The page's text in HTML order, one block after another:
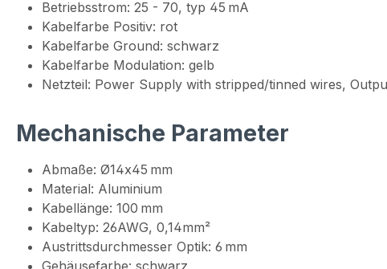
Betriebsstrom: 25 - 70, typ 45 mA
Kabelfarbe Positiv: rot
Kabelfarbe Ground: schwarz
Kabelfarbe Modulation: gelb
Netzteil: Power Supply with stripped/tinned wires,
Mechanische Parameter
Abmaße: Ø14x45 mm
Material: Aluminium
Kabellänge: 100 mm
Kabeltyp: 26AWG, 0,14mm²
Austrittsdurchmesser Optik: 6 mm